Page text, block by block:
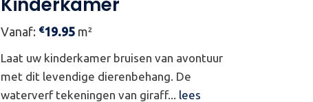
Vanaf: €19.95 m²
Laat uw kinderkamer bruisen van avontuur
met dit levendige dierenbehang. De
waterverf tekeningen van giraff... lees